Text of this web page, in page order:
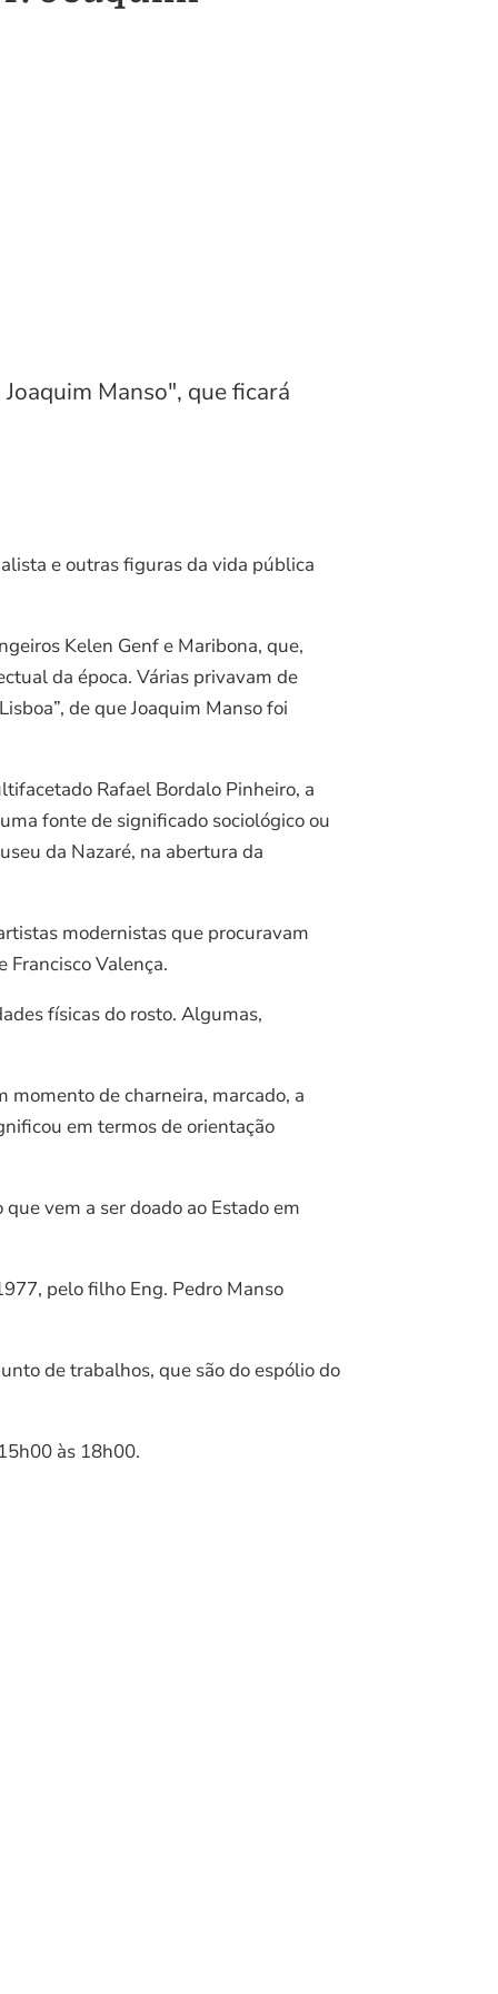
Manso", que ficará
e outras figuras da vida pública
Kelen Genf e Maribona, que,
da época. Várias privavam de
de que Joaquim Manso foi
Rafael Bordalo Pinheiro, a
fonte de significado sociológico ou
da Nazaré, na abertura da
modernistas que procuravam
Valença.
físicas do rosto. Algumas,
momento de charneira, marcado, a
em termos de orientação
vem a ser doado ao Estado em
pelo filho Eng. Pedro Manso
de trabalhos, que são do espólio do
às 18h00.